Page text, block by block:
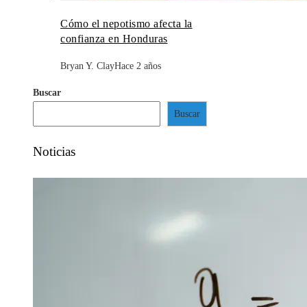
Cómo el nepotismo afecta la
confianza en Honduras
Bryan Y. ClayHace 2 años
Buscar
Buscar
Noticias